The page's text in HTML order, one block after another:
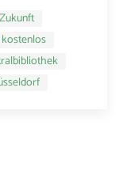
Zukunft
kostenlos